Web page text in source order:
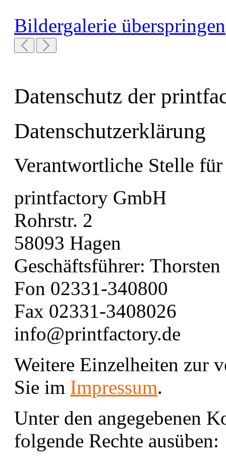
Bildergalerie überspringen
Datenschutz der
Datenschutzerklärung
Verantwortliche Stelle
printfactory GmbH
Rohrstr. 2
58093 Hagen
Geschäftsführer: Thorsten
Fon 02331-340800
Fax 02331-3408026
info@printfactory.de
Weitere Einzelheiten zur
Sie im Impressum.
Unter den angegebenen
folgende Rechte ausüben: